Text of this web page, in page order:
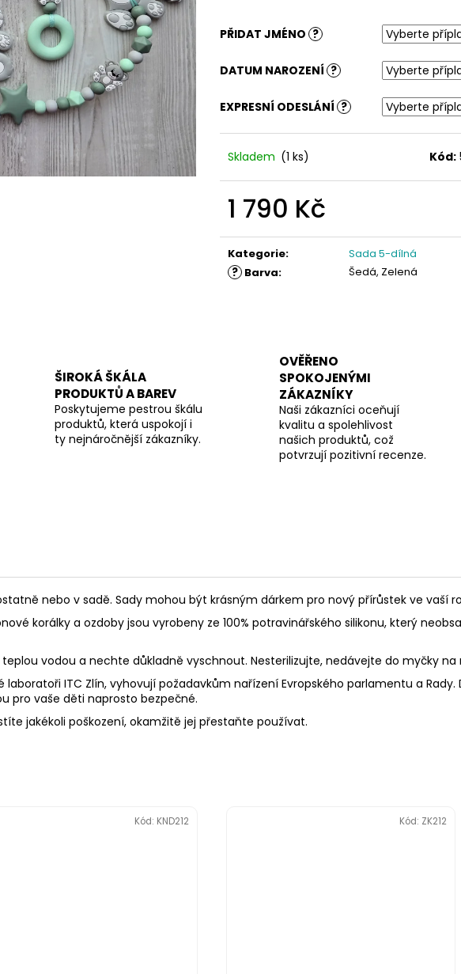
PŘIDAT JMÉNO ?
DATUM NAROZENÍ ?
EXPRESNÍ ODESLÁNÍ ?
Skladem (1 ks) Kód:
1 790 Kč
cena:
Kategorie: Sada 5-dílná
? Barva: Šedá, Zelená
ŠIROKÁ ŠKÁLA
PRODUKTŮ A BAREV
Poskytujeme pestrou škálu
produktů, která uspokojí i
ty nejnáročnější zákazníky.
OVĚŘENO
SPOKOJENÝMI
ZÁKAZNÍKY
Naši zákazníci oceňují
kvalitu a spolehlivost
našich produktů, což
potvrzují pozitivní recenze.
nebo v sadě. Sady mohou být krásným dárkem pro nový přírůstek ve vaší
korálky a ozdoby jsou vyrobeny ze 100% potravinářského silikonu, který
vodou a nechte důkladně vyschnout. Nesterilizujte, nedávejte do myčky na
ITC Zlín, vyhovují požadavkům nařízení Evropského parlamentu a
pro vaše děti naprosto bezpečné.
jakékoli poškození, okamžitě jej přestaňte používat.
Kód: KND212 Kód: ZK212